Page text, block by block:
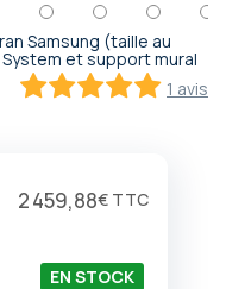
Samsung (taille au
et support mural
1 avis
2 459,88€
EN STOCK